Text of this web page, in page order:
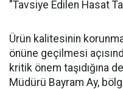
"Tavsiye Edilen Hasat
Ürün kalitesinin
önüne geçilmesi
kritik önem taşıdığına
Müdürü Bayram Ay,